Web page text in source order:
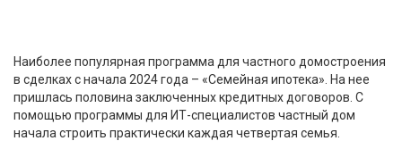
Наиболее популярная программа для частного домостроения
в сделках с начала 2024 года – «Семейная ипотека». На нее
пришлась половина заключенных кредитных договоров. С
помощью программы для ИТ-специалистов частный дом
начала строить практически каждая четвертая семья.